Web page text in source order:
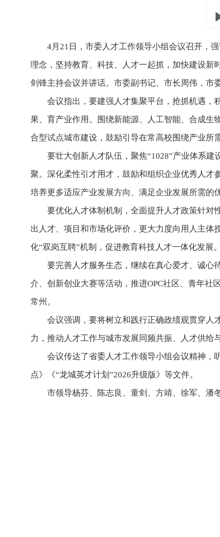
4月21日，市委人才工作领导小组会议召开，强
理念，坚持教育、科技、人才一起抓，加快建设新
剑锋主持会议并讲话。市委副书记、市长周伟，
会议指出，要建强人才集聚平台，抢抓机遇，
果、育产业作用。围绕新能源、人工智能、合成
合型试点城市建设，鼓励引导在常高校围绕产业
要壮大创新人才队伍，聚焦“1028”产业体系建
聚。深化柔性引才用才，鼓励和组织企业优秀人
培养更多适应产业发展方向、满足企业发展所需的
要优化人才体制机制，全面提升人才政策针对性
出人才、项目和市场化评价，更大力度向用人主体
化“双岗互聘”机制，促进教育科技人才一体化发展
要完善人才服务生态，继续在真心爱才、诚心待
介、创新创业大赛等活动，推进OPC社区、青年
常州。
会议强调，要将树立和践行正确政绩观贯穿人
力，推动人才工作与城市发展同频共振、人才供
会议传达了省委人才工作领导小组会议精神，听
点》《“龙城英才计划”2026升级版》等文件。
市领导杨芬、陈志良、童剑、方靖、徐军、潘